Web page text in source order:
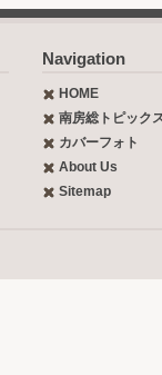
Navigation
HOME
南房総トピック
カバーフォト
About Us
Sitemap